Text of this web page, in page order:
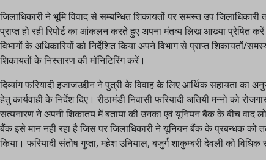
जिलाधिकारी ने भूमि विवाद से सम्बन्धित शिकायतों पर समस्त उप
प्राप्त हो रही रिपोर्ट का आंकलन करते हुए अपना मंतव्य लिख आख्या प्रेषित
विभागों के अधिकारियों को निर्देशित किया अपने विभाग से प्राप्त
शिकायतों के निस्तारण की मॉनिटिरिंग करें।
दिव्यांग फरियादी इजाजउद्दीन ने पुत्री के विवाह के लिए आर्थिक सहायता
हेतु कार्यवाही के निर्देश दिए। रीठामंडी निवासी फरियादी अतियी मन्नो को
सत्यनारण ने अपनी शिकातय में बताया की उनका एवं यूनियन बैंक के बीच वाद
बैंक इसे मान नही रहा है जिस पर जिलाधिकारी ने यूनियन बैंक के प्रबन्धक को
किया। फरियादी संतोष गुप्ता, महेश उनियाल, बजुर्ग शाकुम्बरी देवली को